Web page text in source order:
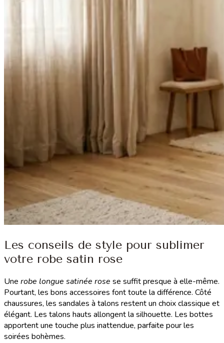
Les conseils de style pour sublimer
votre robe satin rose
Une robe longue satinée rose se suffit presque à elle-même.
Pourtant, les bons accessoires font toute la différence. Côté
chaussures, les sandales à talons restent un choix classique et
élégant. Les talons hauts allongent la silhouette. Les bottes
apportent une touche plus inattendue, parfaite pour les
soirées bohèmes.